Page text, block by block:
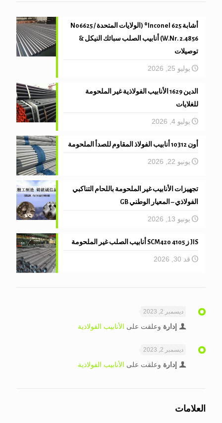
أشابة 625 Inconel® (الولايات المتحدة N06625 /
W.Nr. 2.4856) أنابيب الصلب سبائك النيكل &
توصيلات
يوليو 25, 2026
الدين 1629 الأنابيب الفولاذية غير الملحومة
للغلايات
يوليو 4, 2026
أون 10312 أنابيب الفولاذ المقاوم للصدأ الملحومة
يونيو 22, 2026
تجهيزات الأنابيب غير الملحومة باللحام التناكبي
الفولاذي – المعيار الوطني GB
يونيو 13, 2026
JIS ز 4105 SCM420 أنابيب الصلب غير الملحومة
قد 30, 2026
ديسمبر 2, 2023
إدارة وعلقت على الأنابيب الفولاذية
ديسمبر 2, 2023
إدارة وعلقت على الأنابيب الفولاذية
العلامات